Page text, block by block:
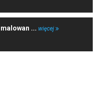
... więcej